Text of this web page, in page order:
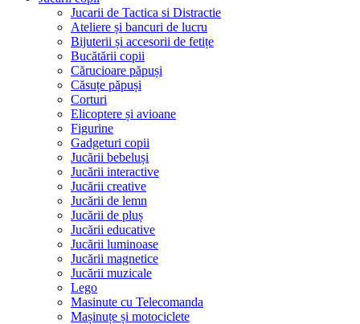
Jucarii de Tactica si Distractie
Ateliere și bancuri de lucru
Bijuterii și accesorii de fetițe
Bucătării copii
Cărucioare păpuși
Căsuțe păpuși
Corturi
Elicoptere și avioane
Figurine
Gadgeturi copii
Jucării bebeluși
Jucării interactive
Jucării creative
Jucării de lemn
Jucării de pluș
Jucării educative
Jucării luminoase
Jucării magnetice
Jucării muzicale
Lego
Masinute cu Telecomanda
Mașinuțe și motociclete